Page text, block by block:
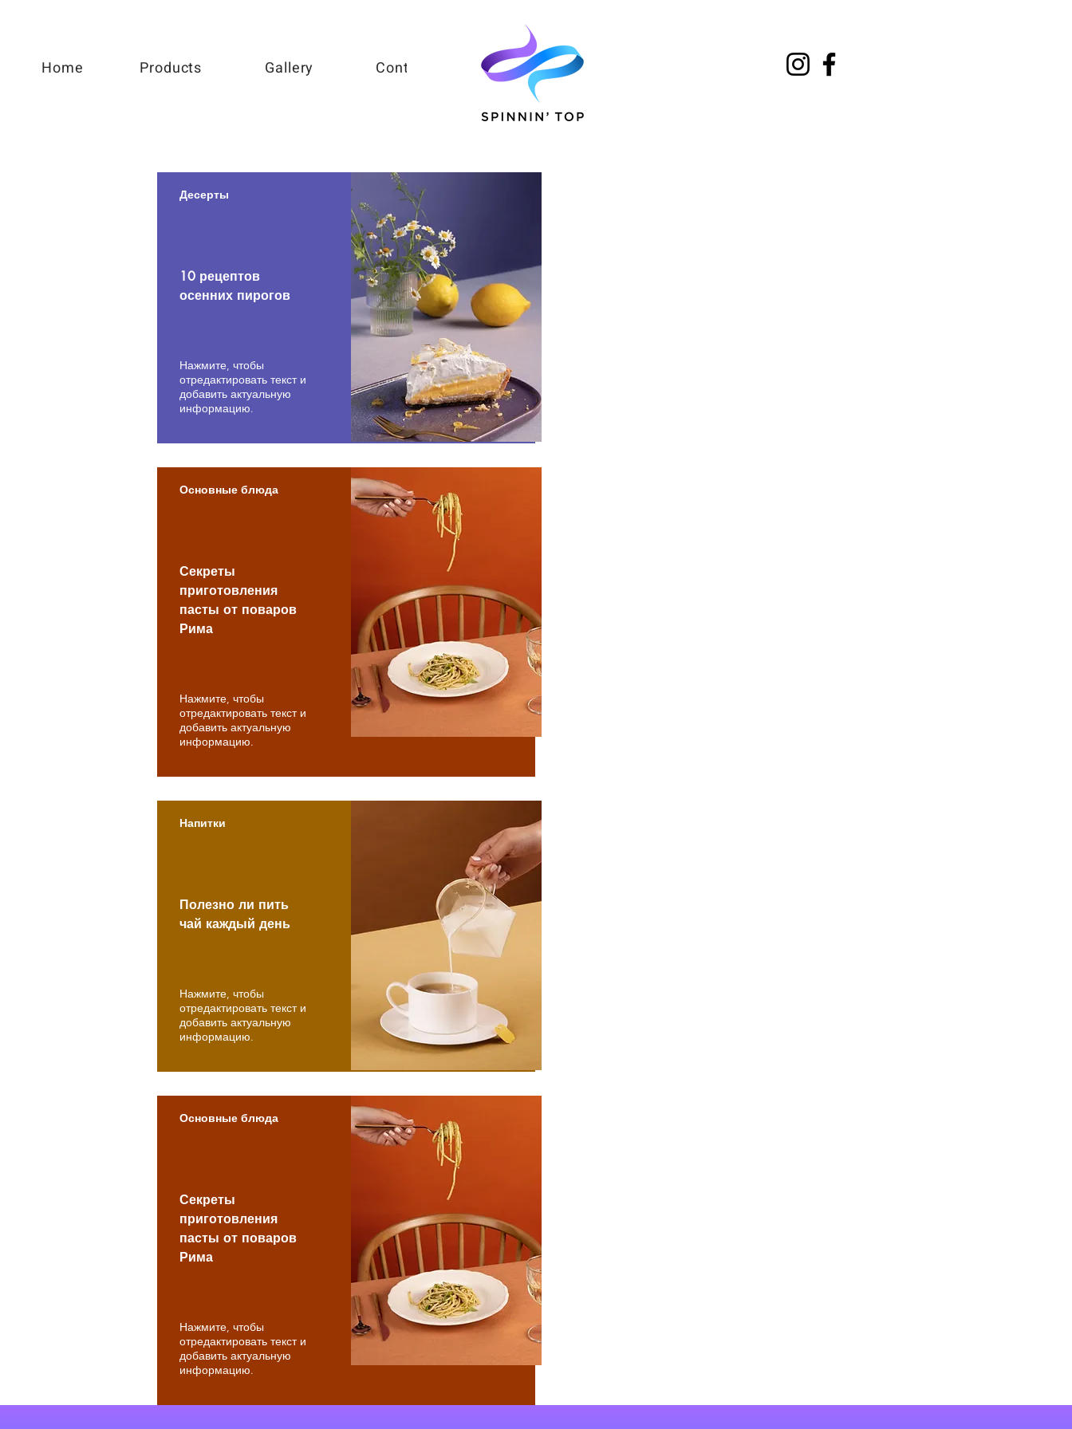
Home Products Gallery Contacts
Десерты
10 рецептов
осенних пирогов
Нажмите, чтобы
отредактировать текст и
добавить актуальную
информацию.
Основные блюда
Секреты
приготовления
пасты от поваров
Рима
Нажмите, чтобы
отредактировать текст и
добавить актуальную
информацию.
Напитки
Полезно ли пить
чай каждый день
Нажмите, чтобы
отредактировать текст и
добавить актуальную
информацию.
Основные блюда
Секреты
приготовления
пасты от поваров
Рима
Нажмите, чтобы
отредактировать текст и
добавить актуальную
информацию.